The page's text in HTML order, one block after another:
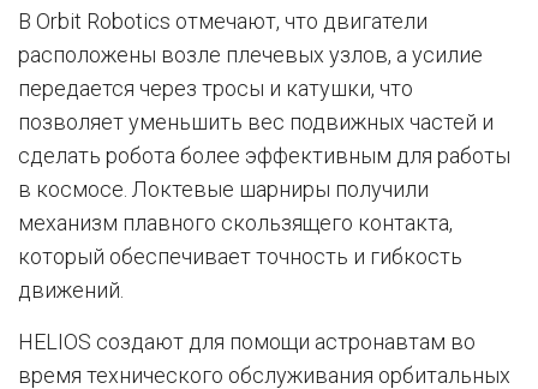
В Orbit Robotics отмечают, что двигатели
расположены возле плечевых узлов, а усилие
передается через тросы и катушки, что
позволяет уменьшить вес подвижных частей и
сделать робота более эффективным для работы
в космосе. Локтевые шарниры получили
механизм плавного скользящего контакта,
который обеспечивает точность и гибкость
движений.
HELIOS создают для помощи астронавтам во
время технического обслуживания орбитальных